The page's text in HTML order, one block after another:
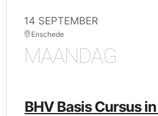
14 SEPTEMBER
Enschede
MAANDAG
BHV Basis Cursus